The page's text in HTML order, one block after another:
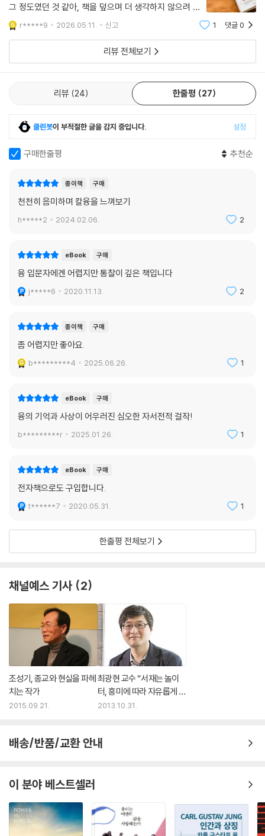
그 정도였던 것 같아, 책을 덮으며 더 생각하지 않으려 했
어요. 그러다 작년에 정여울 작가의 《헤세》를 읽으며 뒤늦
게 알게 되었어요. 《데미안》은 헤르만 헤세가 융 학파의
심리 분석을 받은 이후에 집필한
r*****9 2026.05.11. 신고 1 댓글0
리뷰 전체보기
리뷰 24 한줄평 27
클린봇이 부적절한 글을 감지 중입니다. 설정
구매한줄평 추천순
종이책 구매
천천히 음미하며 칼융을 느껴보기
h*****2 2024.02.06. 2
eBook 구매
융 입문자에겐 어렵지만 통찰이 깊은 책입니다
j*****6 2020.11.13. 2
종이책 구매
좀 어렵지만 좋아요.
b*********4 2025.06.26. 1
eBook 구매
융의 기억과 사상이 어우러진 심오한 자서전적 걸작!
b*********r 2025.01.26. 1
eBook 구매
전자책으로도 구입합니다.
t******7 2020.05.31. 1
한줄평 전체보기
채널예스 기사 2
조성기, 종교와 현실을 파헤
치는 작가
2015.09.21.
최광현 교수 “서재는 놀이
터, 흥미에 따라 자유롭게 노
는 곳”
2013.10.31.
배송/반품/교환 안내
이 분야 베스트셀러